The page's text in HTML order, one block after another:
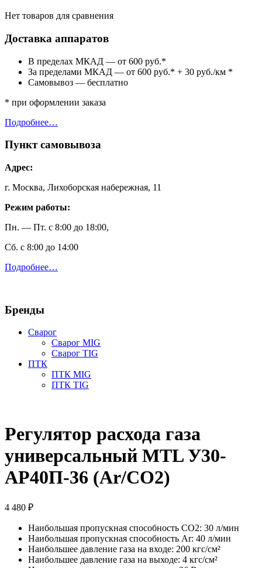
Нет товаров для сравнения
Доставка аппаратов
В пределах МКАД — от 600 руб.*
За пределами МКАД — от 600 руб.* + 30 руб./км *
Самовывоз — бесплатно
* при оформлении заказа
Подробнее…
Пункт самовывоза
Адрес:
г. Москва, Лихоборская набережная, 11
Режим работы:
Пн. — Пт. с 8:00 до 18:00,
Сб. с 8:00 до 14:00
Подробнее…
Бренды
Сварог
Сварог MIG
Сварог TIG
ПТК
ПТК MIG
ПТК TIG
Регулятор расхода газа
универсальный MTL У30-
АР40П-36 (Ar/CO2)
4 480 ₽
Наибольшая пропускная способность СО2: 30 л/мин
Наибольшая пропускная способность Ar: 40 л/мин
Наибольшее давление газа на входе: 200 кгс/см²
Наибольшее давление газа на выходе: 4 кгс/см²